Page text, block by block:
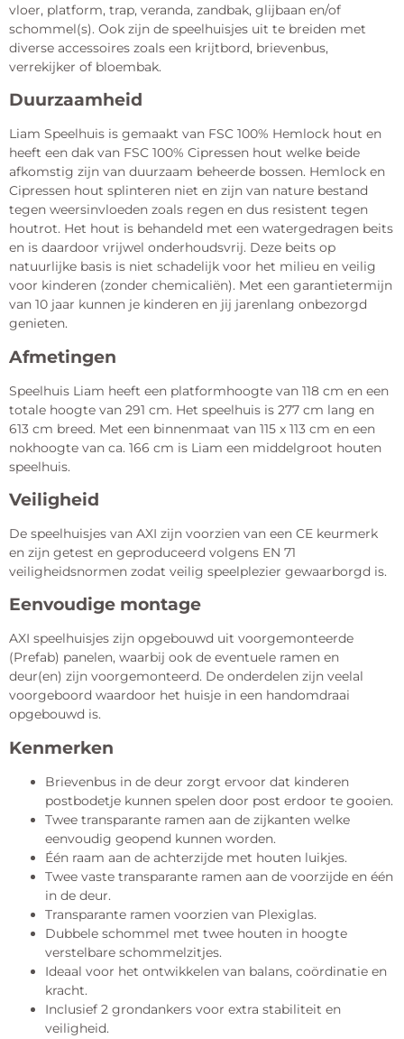
vloer, platform, trap, veranda, zandbak, glijbaan en/of
schommel(s). Ook zijn de speelhuisjes uit te breiden met
diverse accessoires zoals een krijtbord, brievenbus,
verrekijker of bloembak.
Duurzaamheid
Liam Speelhuis is gemaakt van FSC 100% Hemlock hout en
heeft een dak van FSC 100% Cipressen hout welke beide
afkomstig zijn van duurzaam beheerde bossen. Hemlock en
Cipressen hout splinteren niet en zijn van nature bestand
tegen weersinvloeden zoals regen en dus resistent tegen
houtrot. Het hout is behandeld met een watergedragen beits
en is daardoor vrijwel onderhoudsvrij. Deze beits op
natuurlijke basis is niet schadelijk voor het milieu en veilig
voor kinderen (zonder chemicaliën). Met een garantietermijn
van 10 jaar kunnen je kinderen en jij jarenlang onbezorgd
genieten.
Afmetingen
Speelhuis Liam heeft een platformhoogte van 118 cm en een
totale hoogte van 291 cm. Het speelhuis is 277 cm lang en
613 cm breed. Met een binnenmaat van 115 x 113 cm en een
nokhoogte van ca. 166 cm is Liam een middelgroot houten
speelhuis.
Veiligheid
De speelhuisjes van AXI zijn voorzien van een CE keurmerk
en zijn getest en geproduceerd volgens EN 71
veiligheidsnormen zodat veilig speelplezier gewaarborgd is.
Eenvoudige montage
AXI speelhuisjes zijn opgebouwd uit voorgemonteerde
(Prefab) panelen, waarbij ook de eventuele ramen en
deur(en) zijn voorgemonteerd. De onderdelen zijn veelal
voorgeboord waardoor het huisje in een handomdraai
opgebouwd is.
Kenmerken
Brievenbus in de deur zorgt ervoor dat kinderen
postbodetje kunnen spelen door post erdoor te gooien.
Twee transparante ramen aan de zijkanten welke
eenvoudig geopend kunnen worden.
Één raam aan de achterzijde met houten luikjes.
Twee vaste transparante ramen aan de voorzijde en één
in de deur.
Transparante ramen voorzien van Plexiglas.
Dubbele schommel met twee houten in hoogte
verstelbare schommelzitjes.
Ideaal voor het ontwikkelen van balans, coördinatie en
kracht.
Inclusief 2 grondankers voor extra stabiliteit en
veiligheid.